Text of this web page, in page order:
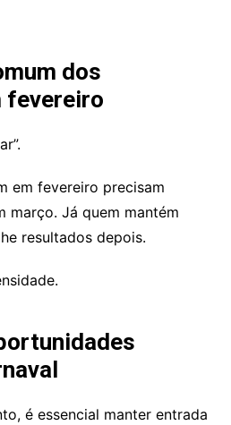
dos
fevereiro
em fevereiro precisam
março. Já quem mantém
resultados depois.
é essencial manter entrada